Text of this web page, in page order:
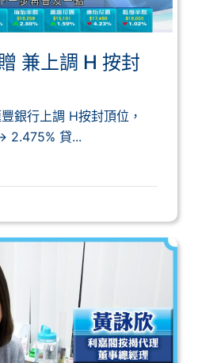
兼上調 H 按封
銀行上調 H按封頂位，
2.475% 貸...